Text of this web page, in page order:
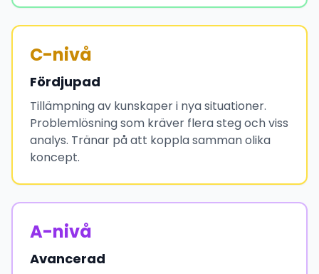
C-nivå
Fördjupad
Tillämpning av kunskaper i nya situationer.
Problemlösning som kräver flera steg och viss
analys. Tränar på att koppla samman olika
koncept.
A-nivå
Avancerad